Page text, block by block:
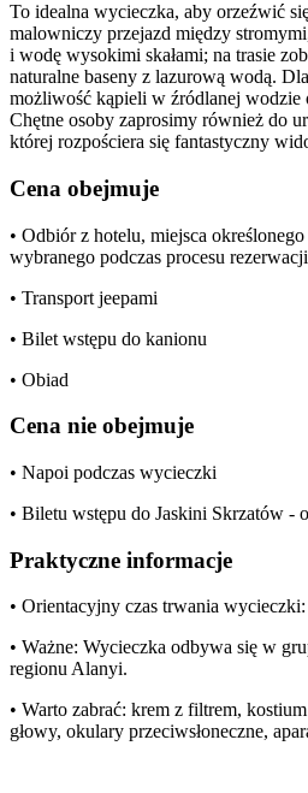
To idealna wycieczka, aby orzeźwić
malowniczy przejazd między
i wodę wysokimi skałami; na trasie
naturalne baseny z lazurową wodą.
możliwość kąpieli w źródlanej wodzie
Chętne osoby zaprosimy również do
której rozpościera się fantastyczny
Cena obejmuje
• Odbiór z hotelu, miejsca
wybranego podczas procesu rezerwacji
• Transport jeepami
• Bilet wstępu do kanionu
• Obiad
Cena nie obejmuje
• Napoi podczas wycieczki
• Biletu wstępu do Jaskini Skrzatów -
Praktyczne informacje
• Orientacyjny czas trwania
• Ważne: Wycieczka odbywa się w
regionu Alanyi.
• Warto zabrać: krem z filtrem,
głowy, okulary przeciwsłoneczne,